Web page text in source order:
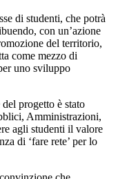
di studenti, che potrà
con un’azione
del territorio,
come mezzo di
uno sviluppo
progetto è stato
Amministrazioni,
agli studenti il valore
di ‘fare rete’ per lo